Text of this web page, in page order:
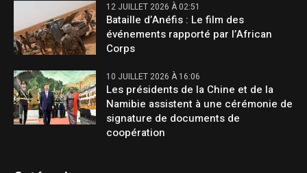
12 JUILLET 2026 À 02:51
Bataille d’Anéfis : Le film des
événements rapporté par l’African
Corps
10 JUILLET 2026 À 16:06
Les présidents de la Chine et de la
Namibie assistent à une cérémonie de
signature de documents de
coopération